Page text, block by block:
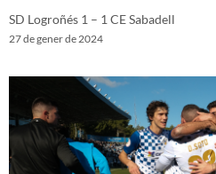
SD Logroñés 1 – 1 CE Sabadell
27 de gener de 2024